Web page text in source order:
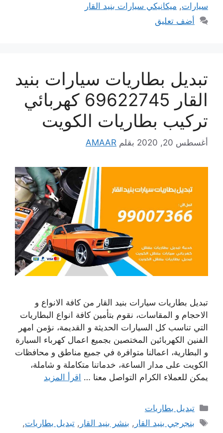
سيارات, ميكانيكي سيارات بنيد القار
أضف تعليق
تبديل بطاريات سيارات بنيد
القار 69622745 كهربائي
تركيب بطاريات الكويت
أغسطس 20, 2020 بقلم AMAAR
تبديل بطاريات سيارات بنيد القار من كافة الانواع و
الاحجام و المقاسات، نقوم بتأمين كافة انواع البطاريات
التي تناسب كل السيارات الحديثة و القديمة، نؤمن امهر
الفنين الكهربائين المختصين بجميع اعمال كهرباء السيارة
و البطارية، اعمالنا متوافرة في جميع مناطق و محافظات
الكويت على مدار الساعة، خدماتنا متكاملة و شاملة،
يمكن للعملاء الكرام التواصل معنا … اقرأ المزيد
التصنيفات
تبديل بطاريات
الوسوم
بنجرجي بنيد القار , بنشر بنيد القار ,تبديل بطاريات,